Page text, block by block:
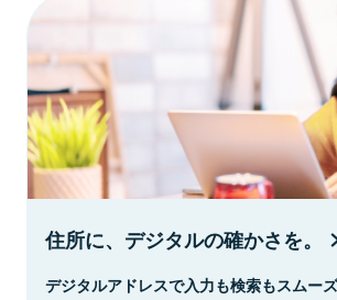
住所に、デジタルの確かさを。
デジタルアドレスで入力も検索もスムーズ